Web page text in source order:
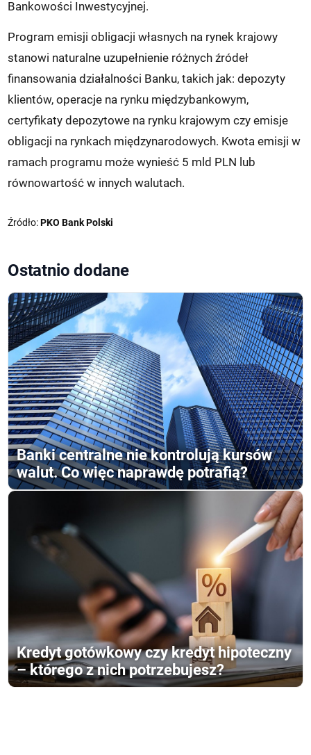
Bankowości Inwestycyjnej.
Program emisji obligacji własnych na rynek krajowy
stanowi naturalne uzupełnienie różnych źródeł
finansowania działalności Banku, takich jak: depozyty
klientów, operacje na rynku międzybankowym,
certyfikaty depozytowe na rynku krajowym czy emisje
obligacji na rynkach międzynarodowych. Kwota emisji w
ramach programu może wynieść 5 mld PLN lub
równowartość w innych walutach.
Źródło:PKO Bank Polski
Ostatnio dodane
Banki centralne nie kontrolują kursów
walut. Co więc naprawdę potrafią?
Kredyt gotówkowy czy kredyt hipoteczny
– którego z nich potrzebujesz?